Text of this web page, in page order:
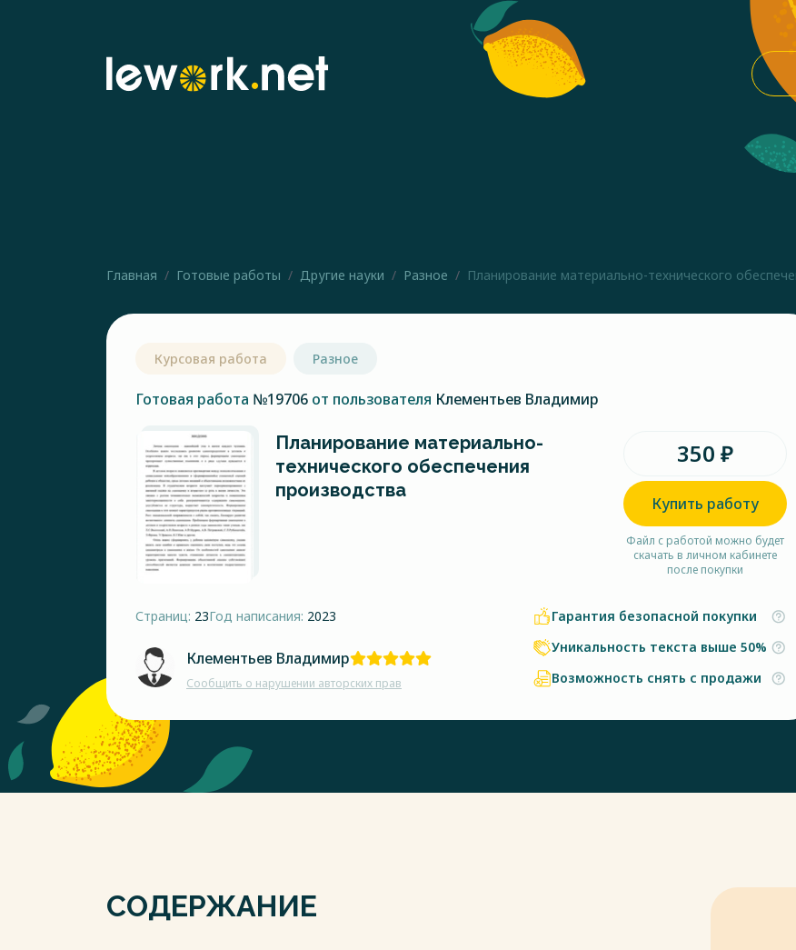
Главная Готовые работы Другие науки Разное Планирование материально-технического
Курсовая работа Разное
Готовая работа №19706 от пользователя Клементьев Владимир
Планирование материально-
технического обеспечения
производства
350 ₽
Купить работу
Файл с работой можно будет
скачать в личном кабинете
после покупки
Страниц: 23Год написания: 2023
Клементьев Владимир
Сообщить о нарушении авторских прав
Гарантия безопасной покупки
Уникальность текста выше 50%
Возможность снять с продажи
СОДЕРЖАНИЕ